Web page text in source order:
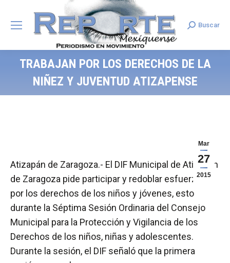
Search:
Buscar
TRABAJAN POR LOS DERECHOS DE LA
NIÑEZ Y JUVENTUD ATIZAPENSE
Mar
27
2015
Atizapán de Zaragoza.- El DIF Municipal de Atizapán
de Zaragoza pide participar y redoblar esfuerzos
por los derechos de los niños y jóvenes, esto
durante la Séptima Sesión Ordinaria del Consejo
Municipal para la Protección y Vigilancia de los
Derechos de los niños, niñas y adolescentes.
Durante la sesión, el DIF señaló que la primera